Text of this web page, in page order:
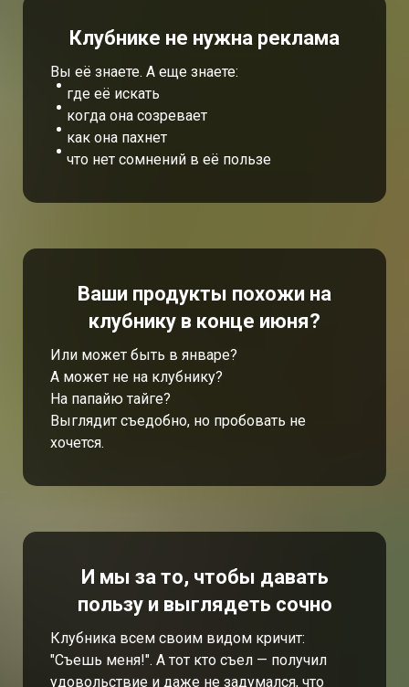
Клубнике не нужна реклама
Вы её знаете. А еще знаете:
где её искать
когда она созревает
как она пахнет
что нет сомнений в её пользе
Ваши продукты похожи на
клубнику в конце июня?
Или может быть в январе?
А может не на клубнику?
На папайю тайге?
Выглядит съедобно, но пробовать не
хочется.
И мы за то, чтобы давать
пользу и выглядеть сочно
Клубника всем своим видом кричит:
"Съешь меня!". А тот кто съел — получил
удовольствие и даже не задумался, что